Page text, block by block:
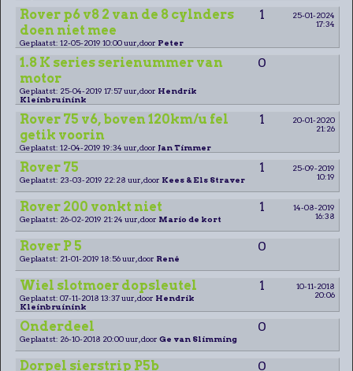
Rover p6 v8 2 van de 8 cylnders
doen niet mee
1
25-01-2024
17:34
Geplaatst: 12-05-2019 10:00 uur, door Peter
1.8 K series serienummer van
motor
0
Geplaatst: 25-04-2019 17:57 uur, door Hendrik
Kleinbruinink
Rover 75 v6, boven 120km/u fel
getik voorin
1
20-01-2020
21:26
Geplaatst: 12-04-2019 19:34 uur, door Jan Timmer
Rover 75 1
25-09-2019
10:19
Geplaatst: 23-03-2019 22:28 uur, door Kees & Els Straver
Rover 200 vonkt niet 1
14-08-2019
16:38
Geplaatst: 26-02-2019 21:24 uur, door Mario de kort
Rover P 5 0
Geplaatst: 21-01-2019 18:56 uur, door René
Wiel slotmoer dopsleutel 1
10-11-2018
20:06
Geplaatst: 07-11-2018 13:37 uur, door Hendrik
Kleinbruinink
Onderdeel 0
Geplaatst: 26-10-2018 20:00 uur, door Ge van Slimming
Dorpel sierstrip P5b 0